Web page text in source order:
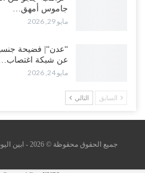
جاموس أمهق…
مايو 29, 2026
“عدن“| فضيحة
عن شبكة اغتصاب…
مايو 24, 2026
السابق التالي
جميع الحقوق محقوظة © 2026 - ابين اليوم الموقع الرسمي لمحافظة ابين.